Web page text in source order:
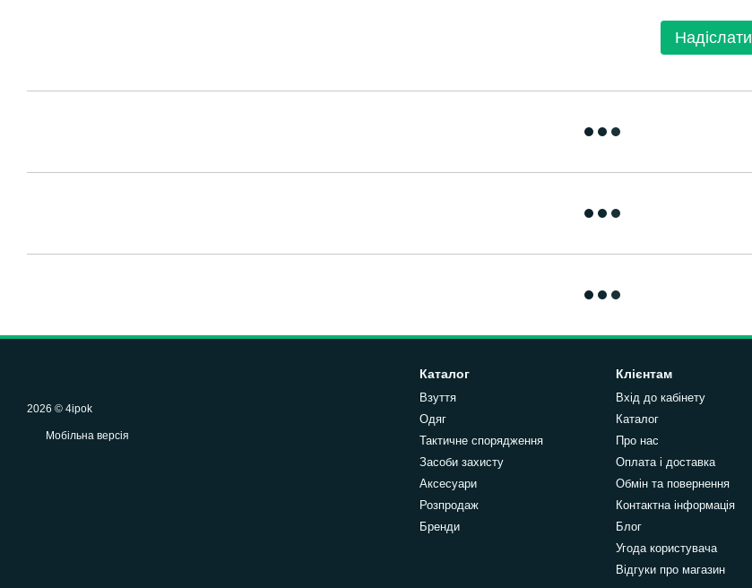
Надіслати
2026 © 4ipok
Мобільна версія
Каталог
Взуття
Одяг
Тактичне спорядження
Засоби захисту
Аксесуари
Розпродаж
Бренди
Клієнтам
Вхід до кабінету
Каталог
Про нас
Оплата і доставка
Обмін та повернення
Контактна інформація
Блог
Угода користувача
Відгуки про магазин